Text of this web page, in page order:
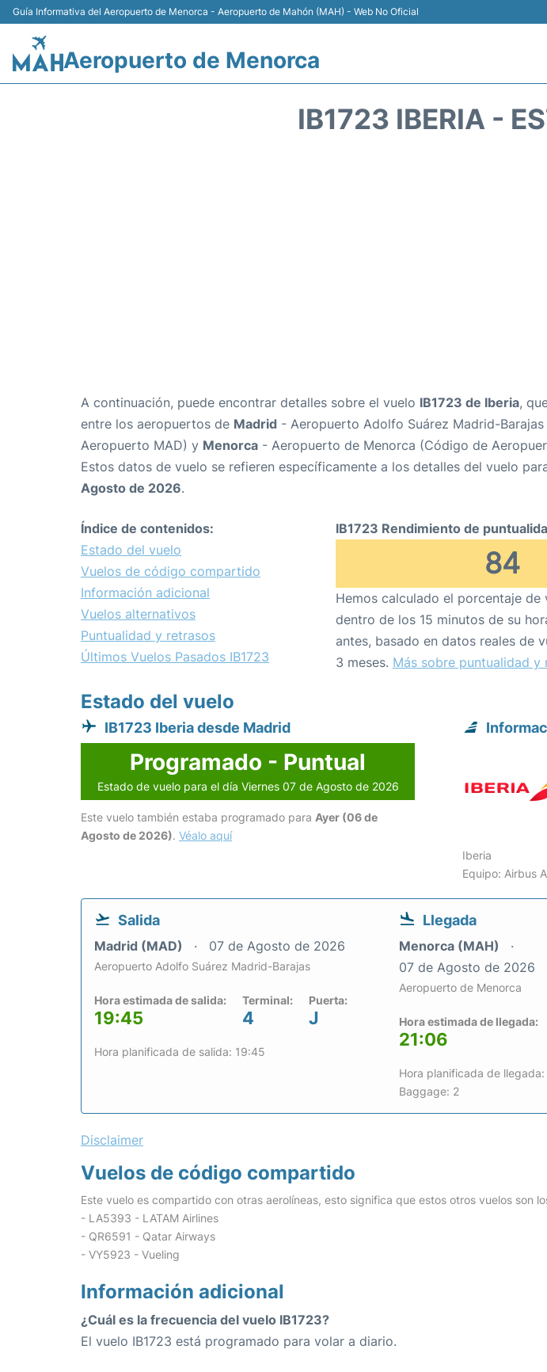
Guía Informativa del Aeropuerto de Menorca - Aeropuerto de Mahón (MAH) - Web No Oficial
Aeropuerto de Menorca
IB1723 IBERIA -
A continuación, puede encontrar detalles sobre el vuelo IB1723 de Iberia,
entre los aeropuertos de Madrid - Aeropuerto Adolfo Suárez Madrid-
Aeropuerto MAD) y Menorca - Aeropuerto de Menorca (Código de
Estos datos de vuelo se refieren específicamente a los detalles del vuelo
Agosto de 2026.
Índice de contenidos:
Estado del vuelo
Vuelos de código compartido
Información adicional
Vuelos alternativos
Puntualidad y retrasos
Últimos Vuelos Pasados IB1723
IB1723 Rendimiento de
84
Hemos calculado el porcentaje de
dentro de los 15 minutos de su
antes, basado en datos reales de
3 meses. Más sobre puntualidad y
Estado del vuelo
IB1723 Iberia desde Madrid
Programado - Puntual
Estado de vuelo para el día Viernes 07 de Agosto de 2026
Este vuelo también estaba programado para Ayer (06 de
Agosto de 2026). Véalo aquí
Iberia
Equipo: Airbus
Salida
Madrid (MAD) 07 de Agosto de 2026
Aeropuerto Adolfo Suárez Madrid-Barajas
Hora estimada de salida:
19:45
Terminal:
4
Puerta:
J
Hora planificada de salida: 19:45
Llegada
Menorca (MAH)
07 de Agosto de 2026
Aeropuerto de Menorca
Hora estimada de llegada:
21:06
Hora planificada de llegada:
Baggage: 2
Disclaimer
Vuelos de código compartido
Este vuelo es compartido con otras aerolíneas, esto significa que estos otros vuelos son
- LA5393 - LATAM Airlines
- QR6591 - Qatar Airways
- VY5923 - Vueling
Información adicional
¿Cuál es la frecuencia del vuelo IB1723?
El vuelo IB1723 está programado para volar a diario.